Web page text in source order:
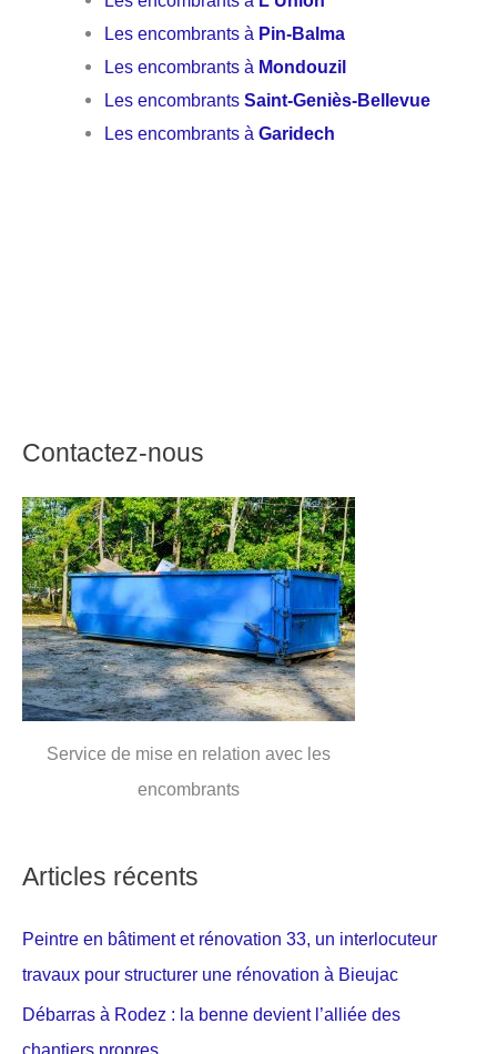
Les encombrants à Pin-Balma
Les encombrants à Mondouzil
Les encombrantsSaint-Geniès-Bellevue
Les encombrants àGaridech
Contactez-nous
Service de mise en relation avec les
encombrants
Articles récents
Peintre en bâtiment et rénovation 33, un interlocuteur
travaux pour structurer une rénovation à Bieujac
Débarras à Rodez : la benne devient l’alliée des
chantiers propres